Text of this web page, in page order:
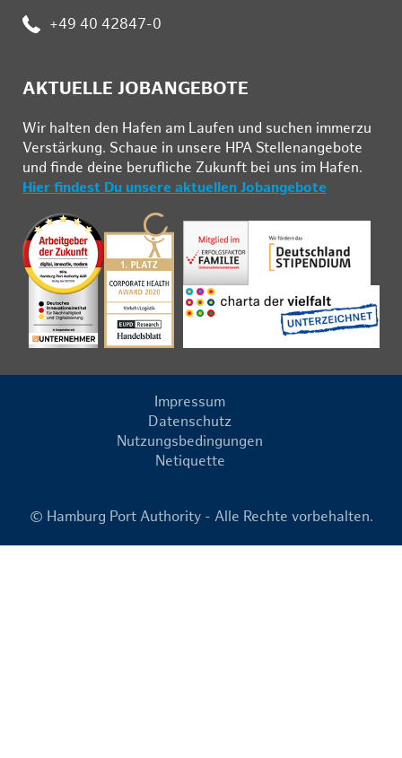
Telefon:
+49 40 42847-0
AKTUELLE JOBANGEBOTE
Wir hal­ten den Ha­fen am Lau­fen und su­chen im­mer­zu
Ver­stär­kung. Schau­e in un­se­re HPA Stel­len­an­ge­bo­te
und fin­de deine be­ruf­li­che Zu­kunft bei uns im Ha­fen.
Hier findest Du unsere aktuellen Jobangebote
Impressum
Datenschutz
Nutzungsbedingungen
Netiquette
© Hamburg Port Authority - Alle Rechte vorbehalten.